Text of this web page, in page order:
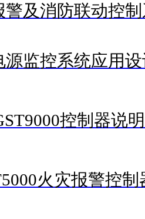
警及消防联动控
监控系统应用
控制器说
火灾报警控